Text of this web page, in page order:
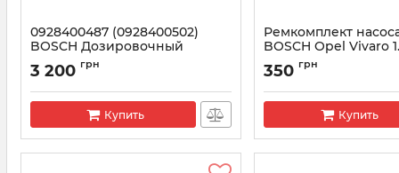
0928400487 (0928400502)
BOSCH Дозировочный
клапан Рено Трафик 1.9 DCI
Артикул:
3 200 грн
Купить
Ремкомплект
BOSCH Opel Vivaro
Артикул: F00N201973
350 грн
Купить